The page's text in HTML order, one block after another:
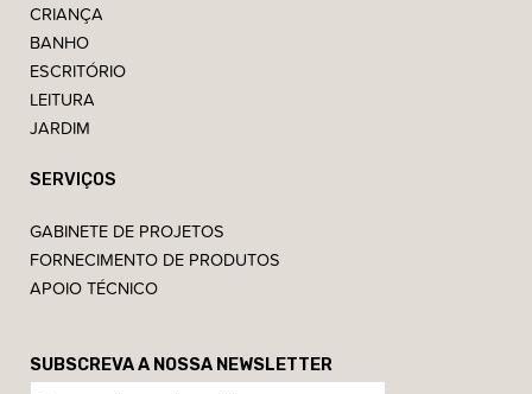
CRIANÇA
BANHO
ESCRITÓRIO
LEITURA
JARDIM
SERVIÇOS
GABINETE DE PROJETOS
FORNECIMENTO DE PRODUTOS
APOIO TÉCNICO
SUBSCREVA A NOSSA NEWSLETTER